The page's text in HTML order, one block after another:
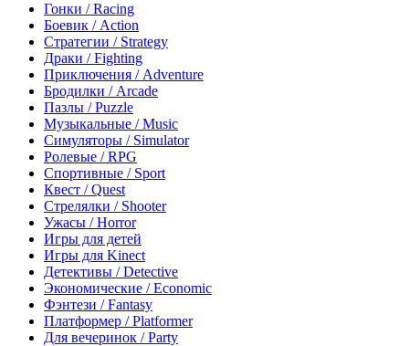
Гонки / Racing
Боевик / Action
Стратегии / Strategy
Драки / Fighting
Приключения / Adventure
Бродилки / Arcade
Пазлы / Puzzle
Музыкальные / Music
Симуляторы / Simulator
Ролевые / RPG
Спортивные / Sport
Квест / Quest
Стрелялки / Shooter
Ужасы / Horror
Игры для детей
Игры для Kinect
Детективы / Detective
Экономические / Economic
Фэнтези / Fantasy
Платформер / Platformer
Для вечеринок / Party